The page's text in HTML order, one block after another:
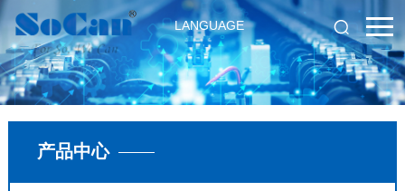
LANGUAGE
产品中心